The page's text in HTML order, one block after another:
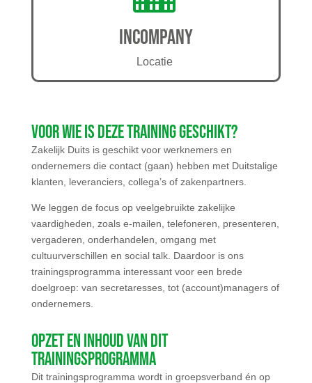
Incompany
Locatie
Voor wie is deze training geschikt?
Zakelijk Duits is geschikt voor werknemers en
ondernemers die contact (gaan) hebben met Duitstalige
klanten, leveranciers, collega’s of zakenpartners.
We leggen de focus op veelgebruikte zakelijke
vaardigheden, zoals e-mailen, telefoneren, presenteren,
vergaderen, onderhandelen, omgang met
cultuurverschillen en social talk. Daardoor is ons
trainingsprogramma interessant voor een brede
doelgroep: van secretaresses, tot (account)managers of
ondernemers.
Opzet en inhoud van dit
trainingsprogramma
Dit trainingsprogramma wordt in groepsverband én op